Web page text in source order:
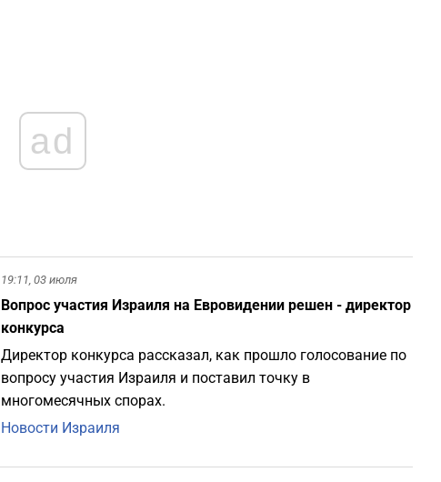
ad
19:11, 03 июля
Вопрос участия Израиля на Евровидении решен - директор
конкурса
Директор конкурса рассказал, как прошло голосование по
вопросу участия Израиля и поставил точку в
многомесячных спорах.
Новости Израиля